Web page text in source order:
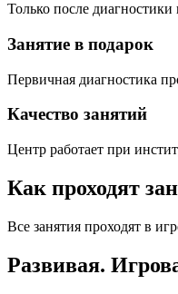
Только после
Занятие в подарок
Первичная диагностика
Качество занятий
Центр работает при
Как проходят
Все занятия проходят в
Развивая.